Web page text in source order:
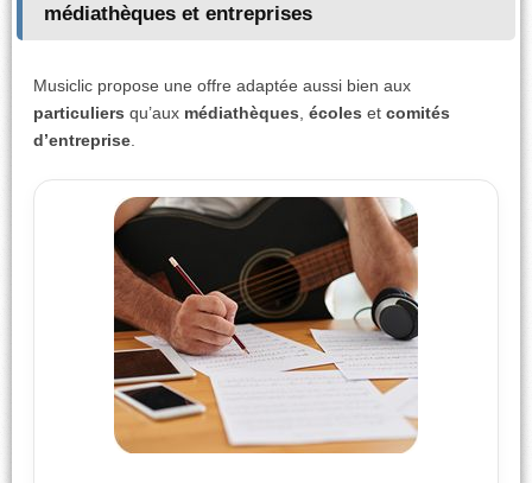
médiathèques et entreprises
Musiclic propose une offre adaptée aussi bien aux
particuliers qu’aux médiathèques ,écoles etcomités
d’entreprise